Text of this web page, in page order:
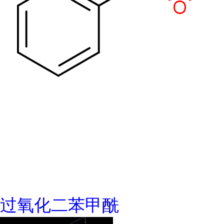
过氧化二苯甲酰